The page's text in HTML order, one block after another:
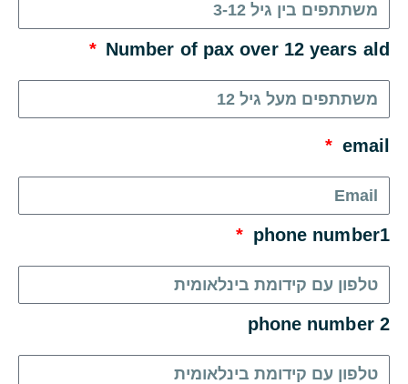
Number of pax over 12 years ald
email
phone number1
phone number 2